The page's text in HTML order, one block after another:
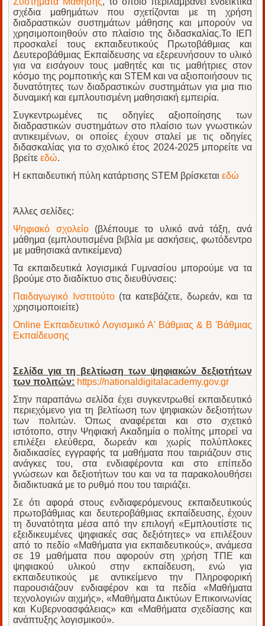
σχέδια μαθημάτων που σχετίζονται με τη χρήση
διαδραστικών συστημάτων μάθησης και μπορούν να
χρησιμοποιηθούν στο πλαίσιο της διδασκαλίας.Το ΙΕΠ
προσκαλεί τους εκπαιδευτικούς Πρωτοβάθμιας και
Δευτεροβάθμιας Εκπαίδευσης να εξερευνήσουν το υλικό
για να εισάγουν τους μαθητές και τις μαθήτριες στον
κόσμο της ρομποτικής και STEM και να αξιοποιήσουν τις
δυνατότητες των διαδραστικών συστημάτων για μια πιο
δυναμική και εμπλουτισμένη μαθησιακή εμπειρία.
Συγκεντρωμένες τις οδηγίες αξιοποίησης των
διαδραστικών συστημάτων στο πλαίσιο των γνωστικών
αντικειμένων, οι οποίες έχουν σταλεί με τις οδηγίες
διδασκαλίας για το σχολικό έτος 2024-2025 μπορείτε να
βρείτεεδώ.
Η εκπαιδευτική πύλη κατάρτισης STEM βρίσκεταιεδώ
Άλλες σελίδες:
Ψηφιακό σχολείο(βλέπουμε το υλικό ανά τάξη, ανά
μάθημα (εμπλουτισμένα βιβλία με ασκήσεις, φωτόδεντρο
με μαθησιακά αντικείμενα)
Τα εκπαιδευτικά λογισμικά Γυμνασίου μπορούμε να τα
βρούμε στο διαδίκτυο στις διευθύνσεις:
Παιδαγωγικό Ινστιτούτο(τα κατεβάζετε, δωρεάν, και τα
χρησιμοποιείτε)
Online Εκπαιδευτικό Λογισμικό Α' Βάθμιας & Β 'Βάθμιας
Εκπαίδευσης
Σελίδα για τη βελτίωση των ψηφιακών δεξιοτήτων
των πολιτών: https://nationaldigitalacademy.gov.gr
Στην παραπάνω σελίδα έχει συγκεντρωθεί εκπαιδευτικό
περιεχόμενο για τη βελτίωση των ψηφιακών δεξιοτήτων
των πολιτών.Όπως αναφέρεται και στο σχετικό
ιστότοπο, στην Ψηφιακή Ακαδημία ο πολίτης μπορεί να
επιλέξει ελεύθερα, δωρεάν και χωρίς πολύπλοκες
διαδικασίες εγγραφής τα μαθήματα που ταιριάζουν στις
ανάγκες του, στα ενδιαφέροντα και στο επίπεδο
γνώσεων και δεξιοτήτων του και να τα παρακολουθήσει
διαδικτυακά με το ρυθμό που του ταιριάζει.
Σε ότι αφορά στους ενδιαφερόμενους εκπαιδευτικούς
πρωτοβάθμιας και δευτεροβάθμιας εκπαίδευσης, έχουν
τη δυνατότητα μέσα από την επιλογή «Εμπλουτίστε τις
εξειδικευμένες ψηφιακές σας δεξιότητες» να επιλέξουν
από το πεδίο «Μαθήματα για εκπαιδευτικούς», ανάμεσα
σε 19 μαθήματα που αφορούν στη χρήση ΤΠΕ και
ψηφιακού υλικού στην εκπαίδευση, ενώ για
εκπαιδευτικούς με αντικείμενο την Πληροφορική
παρουσιάζουν ενδιαφέρον και τα πεδία «Μαθήματα
τεχνολογιών αιχμής», «Μαθήματα Δικτύων Επικοινωνίας
και Κυβερνοασφάλειας» και «Μαθήματα σχεδίασης και
ανάπτυξης λογισμικού».